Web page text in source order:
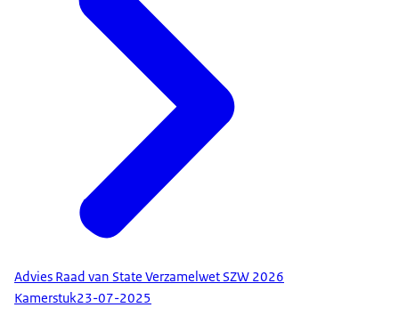
Advies Raad van State Verzamelwet SZW 2026
Kamerstuk23-07-2025